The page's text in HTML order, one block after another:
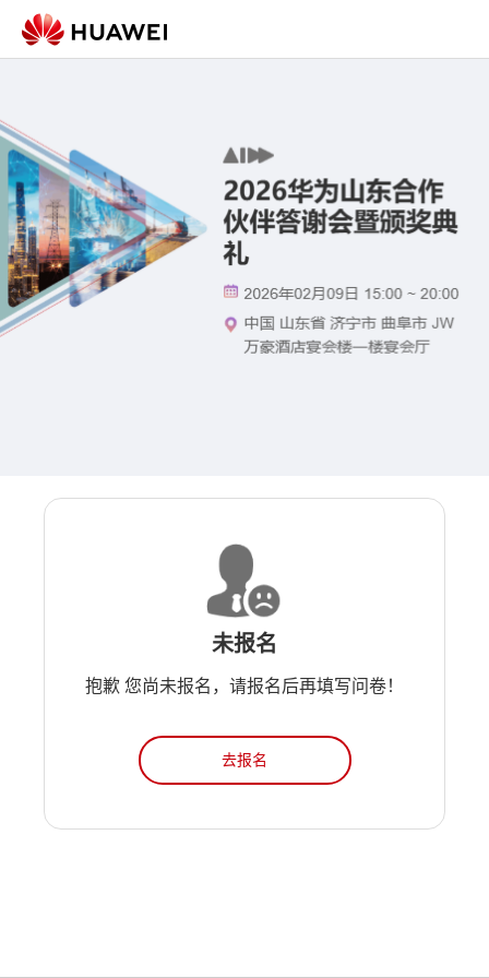
未报名
抱歉 您尚未报名，请报名后再填写问卷！
去报名